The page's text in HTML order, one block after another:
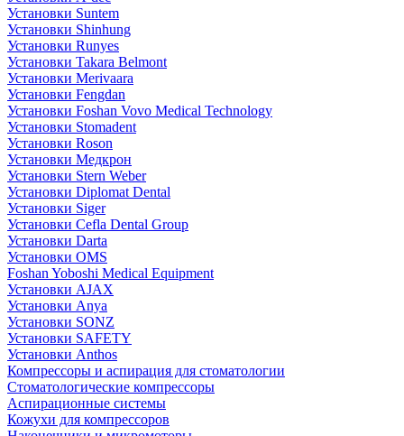
Установки Suntem
Установки Shinhung
Установки Runyes
Установки Takara Belmont
Установки Merivaara
Установки Fengdan
Установки Foshan Vovo Medical Technology
Установки Stomadent
Установки Roson
Установки Медкрон
Установки Stern Weber
Установки Diplomat Dental
Установки Siger
Установки Cefla Dental Group
Установки Darta
Установки OMS
Foshan Yoboshi Medical Equipment
Установки AJAX
Установки Anya
Установки SONZ
Установки SAFETY
Установки Anthos
Компрессоры и аспирация для стоматологии
Стоматологические компрессоры
Аспирационные системы
Кожухи для компрессоров